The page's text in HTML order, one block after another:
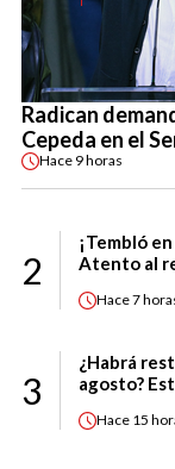
Radican
Cepeda en el
Hace 9 horas
2
¡Tembló
Atento al
Hace7
3
¿Habrá
agosto?
Hace 15